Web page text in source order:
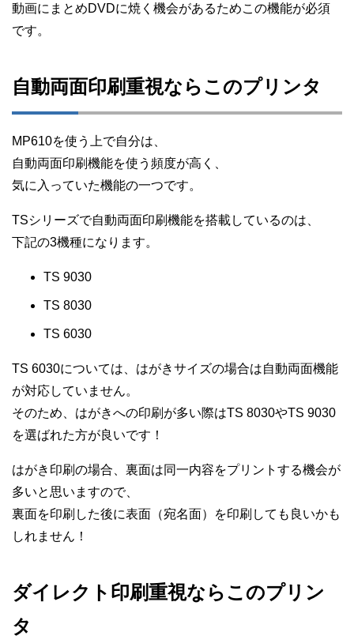
動画にまとめDVDに焼く機会があるためこの機能が必須
です。
自動両面印刷重視ならこのプリンタ
MP610を使う上で自分は、
自動両面印刷機能を使う頻度が高く、
気に入っていた機能の一つです。
TSシリーズで自動両面印刷機能を搭載しているのは、
下記の3機種になります。
TS 9030
TS 8030
TS 6030
TS 6030については、はがきサイズの場合は自動両面機能
が対応していません。
そのため、はがきへの印刷が多い際はTS 8030やTS 9030
を選ばれた方が良いです！
はがき印刷の場合、裏面は同一内容をプリントする機会が
多いと思いますので、
裏面を印刷した後に表面（宛名面）を印刷しても良いかも
しれません！
ダイレクト印刷重視ならこのプリン
タ